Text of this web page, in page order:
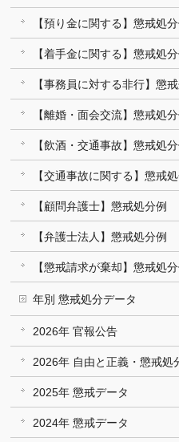
【預り金に関する】懲戒処分
【着手金に関する】懲戒処分
【事務員に対する非行】懲
【離婚・面会交流】懲戒処分
【飲酒・交通事故】懲戒処分
【交通事故に関する】懲戒
【顧問弁護士】懲戒処分例
【弁護士法人】懲戒処分例
【懲戒請求が棄却】懲戒処分
年別 懲戒処分データ
2026年 官報公告
2026年 自由と正義・懲戒処
2025年 懲戒データ
2024年 懲戒データ